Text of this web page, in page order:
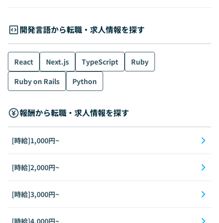
開発言語から転職・求人情報を探す
React Next.js TypeScript
Ruby
Ruby on Rails
Python
報酬から転職・求人情報を探す
[時給]1,000円~
[時給]2,000円~
[時給]3,000円~